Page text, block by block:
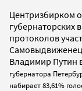
Центризбирком
губернаторских
протоколов
Самовыдвиженец
Владимир Путин
губернатора
набирает 83,61%